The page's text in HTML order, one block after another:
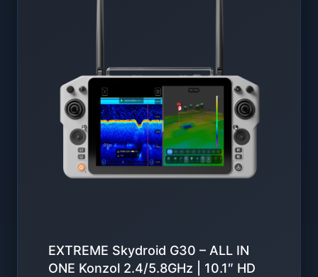
EXTREME Skydroid G30 – ALL IN
ONE Konzol 2.4/5.8GHz | 10.1″ HD